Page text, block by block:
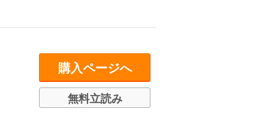
購入ページへ
無料立読み